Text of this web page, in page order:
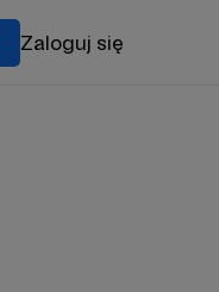
Zaloguj się